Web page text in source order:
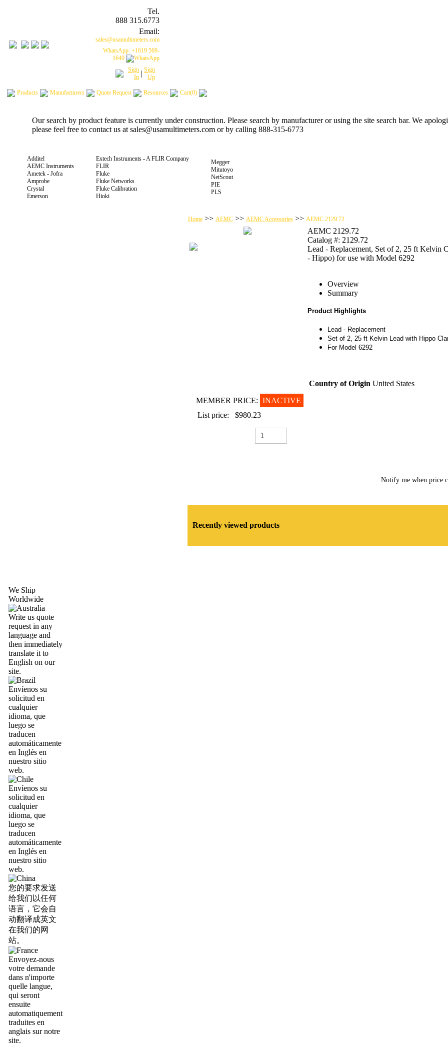
Tel.
888 315.6773
Email:
sales@usamultimeters.com
WhatsApp: +1619 569-
1640
Sign
In | Sign
Up
Products Manufacturers Quote Request Resources Cart(0)
Our search by product feature is currently under construction. Please search by manufacturer or using the site search bar. We
please feel free to contact us at sales@usamultimeters.com or by calling 888-315-6773
Additel
AEMC Instruments
Ametek - Jofra
Amprobe
Crystal
Emerson
Extech Instruments - A FLIR Company
FLIR
Fluke
Fluke Networks
Fluke Calibration
Hioki
Megger
Mitutoyo
NetScout
PIE
PLS
Home>> AEMC>> AEMC Accessories>> AEMC 2129.72
AEMC 2129.72
Catalog #: 2129.72
Lead - Replacement, Set of 2, 25 ft Kelvin
- Hippo) for use with Model 6292
Overview
Summary
Product Highlights
Lead - Replacement
Set of 2, 25 ft Kelvin Lead with Hippo
For Model 6292
Country of Origin United States
MEMBER PRICE: INACTIVE
List price:
$980.23
Notify me when price
Recently viewed products
We Ship
Worldwide
Write us quote
request in any
language and
then immediately
translate it to
English on our
site.
Envíenos su
solicitud en
cualquier
idioma, que
luego se
traducen
automáticamente
en Inglés en
nuestro sitio
web.
Envíenos su
solicitud en
cualquier
idioma, que
luego se
traducen
automáticamente
en Inglés en
nuestro sitio
web.
您的要求发送
给我们以任何
语言，它会自
动翻译成英文
在我们的网
站。
Envoyez-nous
votre demande
dans n'importe
quelle langue,
qui seront
ensuite
automatiquement
traduites en
anglais sur notre
site.